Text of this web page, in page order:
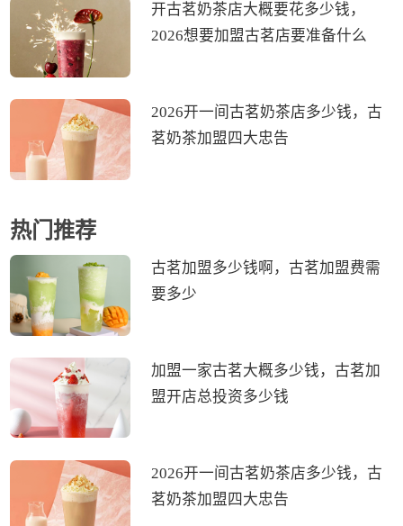
开古茗奶茶店大概要花多少钱，
2026想要加盟古茗店要准备什么
2026开一间古茗奶茶店多少钱，古
茗奶茶加盟四大忠告
热门推荐
古茗加盟多少钱啊，古茗加盟费需
要多少
加盟一家古茗大概多少钱，古茗加
盟开店总投资多少钱
2026开一间古茗奶茶店多少钱，古
茗奶茶加盟四大忠告